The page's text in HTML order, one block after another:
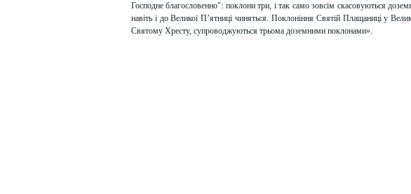
Господне благословенно": поклони три, і так само зовсім скасовуються
навіть і до Великої П’ятниці чиняться. Поклоніння Святій Плащаниці у
Святому Хресту, супроводжуються трьома доземними поклонами».